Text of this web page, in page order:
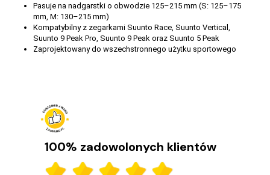
Pasuje na nadgarstki o obwodzie 125–215 mm (S: 125–175
mm, M: 130–215 mm)
Kompatybilny z zegarkami Suunto Race, Suunto Vertical,
Suunto 9 Peak Pro, Suunto 9 Peak oraz Suunto 5 Peak
Zaprojektowany do wszechstronnego użytku sportowego
100% zadowolonych klientów